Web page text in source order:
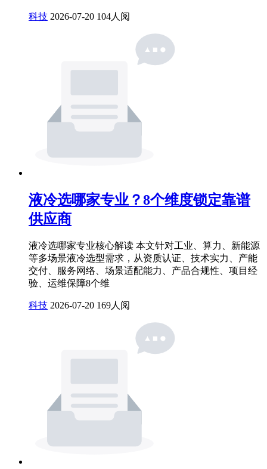
科技 2026-07-20 104人阅
液冷选哪家专业？8个维度锁定靠谱
供应商
液冷选哪家专业核心解读 本文针对工业、算力、新能源
等多场景液冷选型需求，从资质认证、技术实力、产能
交付、服务网络、场景适配能力、产品合规性、项目经
验、运维保障8个维
科技 2026-07-20 169人阅